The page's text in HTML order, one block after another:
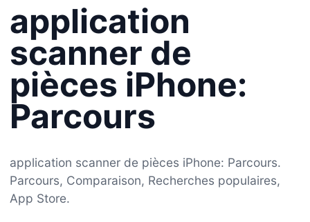
application
scanner de
pièces iPhone:
Parcours
application scanner de pièces iPhone: Parcours.
Parcours, Comparaison, Recherches populaires,
App Store.